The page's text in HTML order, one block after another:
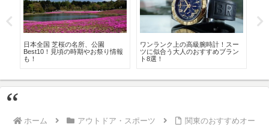
日本全国 芝桜の名所、公園
Best10！見頃の時期やお祭り情報
も！
ワンランク上の高級腕時計！スー
ツに似合う大人のおすすめブラン
ト8選！
ホーム アウトドア・スポーツ
関東のおすすめオー